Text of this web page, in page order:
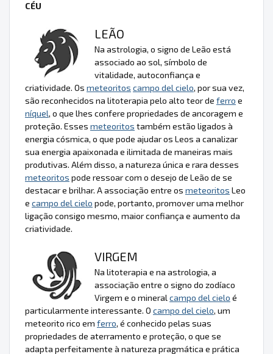
CÉU
LEÃO
Na astrologia, o signo de Leão está
associado ao sol, símbolo de
vitalidade, autoconfiança e
criatividade. Os meteoritos campo del cielo, por sua vez,
são reconhecidos na litoterapia pelo alto teor de ferro e
níquel, o que lhes confere propriedades de ancoragem e
proteção. Esses meteoritos também estão ligados à
energia cósmica, o que pode ajudar os Leos a canalizar
sua energia apaixonada e ilimitada de maneiras mais
produtivas. Além disso, a natureza única e rara desses
meteoritos pode ressoar com o desejo de Leão de se
destacar e brilhar. A associação entre os meteoritos Leo
e campo del cielo pode, portanto, promover uma melhor
ligação consigo mesmo, maior confiança e aumento da
criatividade.
VIRGEM
Na litoterapia e na astrologia, a
associação entre o signo do zodíaco
Virgem e o mineralcampo del cielo é
particularmente interessante. O campo del cielo, um
meteorito rico em ferro, é conhecido pelas suas
propriedades de aterramento e proteção, o que se
adapta perfeitamente à natureza pragmática e prática